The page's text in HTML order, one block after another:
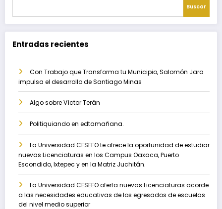
Buscar
Entradas recientes
Con Trabajo que Transforma tu Municipio, Salomón Jara
impulsa el desarrollo de Santiago Minas
Algo sobre Víctor Terán
Politiquiando en edtamañana.
La Universidad CESEEO te ofrece la oportunidad de estudiar
nuevas Licenciaturas en los Campus Oaxaca, Puerto
Escondido, Ixtepec y en la Matriz Juchitán.
La Universidad CESEEO oferta nuevas Licenciaturas acorde
a las necesidades educativas de los egresados de escuelas
del nivel medio superior